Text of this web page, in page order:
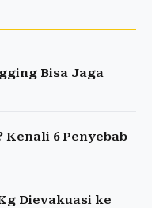
Bisa Jaga
Kenali 6 Penyebab
Dievakuasi ke